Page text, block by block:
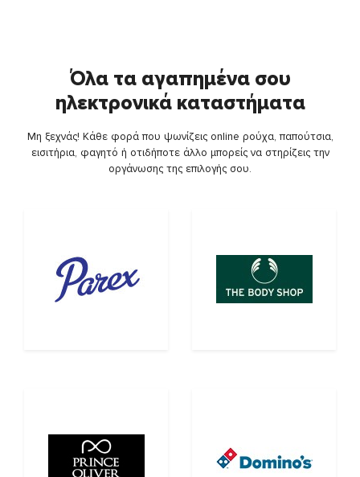
Όλα τα αγαπημένα σου
ηλεκτρονικά καταστήματα
Μη ξεχνάς! Κάθε φορά που ψωνίζεις online ρούχα, παπούτσια,
εισιτήρια, φαγητό ή οτιδήποτε άλλο μπορείς να στηρίζεις την
οργάνωσης της επιλογής σου.